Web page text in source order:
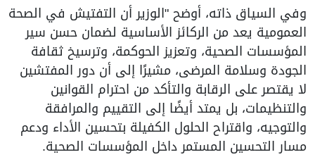
وفي السياق ذاته، أوضح "الوزير أن التفتيش في الصحة
العمومية يعد من الركائز الأساسية لضمان حسن سير
المؤسسات الصحية، وتعزيز الحوكمة، وترسيخ ثقافة
الجودة وسلامة المرضى، مشيرًا إلى أن دور المفتشين
لا يقتصر على الرقابة والتأكد من احترام القوانين
والتنظيمات، بل يمتد أيضًا إلى التقييم والمرافقة
والتوجيه، واقتراح الحلول الكفيلة بتحسين الأداء ودعم
مسار التحسين المستمر داخل المؤسسات الصحية.